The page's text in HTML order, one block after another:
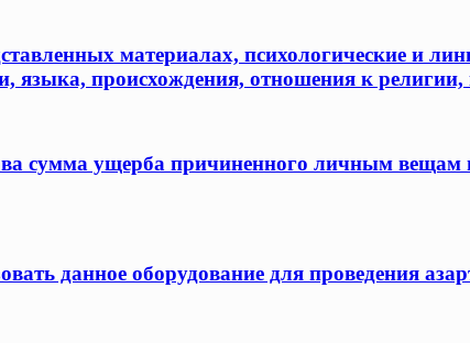
материалах, психологические и
языка, происхождения, отношения к
сумма ущерба причиненного личным
данное оборудование для проведения